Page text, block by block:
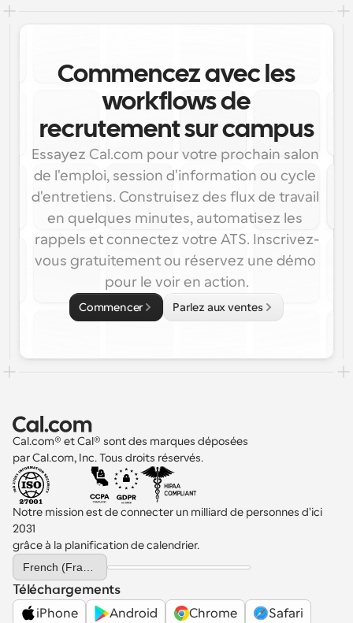
Commencez avec les
workflows de
recrutement sur campus
Essayez Cal.com pour votre prochain salon
de l'emploi, session d'information ou cycle
d'entretiens. Construisez des flux de travail
en quelques minutes, automatisez les
rappels et connectez votre ATS. Inscrivez-
vous gratuitement ou réservez une démo
pour le voir en action.
Commencer Parlez aux ventes
Cal.com® et Cal® sont des marques déposées
par Cal.com, Inc. Tous droits réservés.
Notre mission est de connecter un milliard de personnes d'ici
2031
grâce à la planification de calendrier.
Select Language
Téléchargements
iPhone
Android Chrome
Safari